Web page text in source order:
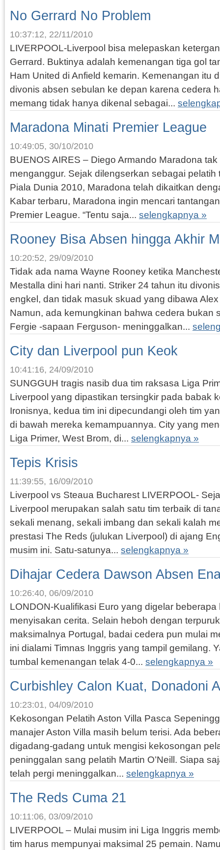
No Gerrard No Problem
10:37:12, 22/11/2010
LIVERPOOL-Liverpool bisa melepaskan
Gerrard. Buktinya adalah kemenangan tiga gol
Ham United di Anfield kemarin. Kemenangan itu
divonis absen sebulan ke depan karena cedera
memang tidak hanya dikenal sebagai...
Maradona Minati Premier League
10:49:05, 30/10/2010
BUENOS AIRES – Diego Armando Maradona
menganggur. Sejak dilengserkan sebagai pelatih
Piala Dunia 2010, Maradona telah dikaitkan
Kabar terbaru, Maradona ingin mencari
Premier League. “Tentu saja... selengkapnya »
Rooney Bisa Absen hingga Akhir
10:20:52, 29/09/2010
Tidak ada nama Wayne Rooney ketika
Mestalla dini hari nanti. Striker 24 tahun itu
engkel, dan tidak masuk skuad yang dibawa
Namun, ada kemungkinan bahwa cedera bukan
Fergie -sapaan Ferguson- meninggalkan...
City dan Liverpool pun Keok
10:41:16, 24/09/2010
SUNGGUH tragis nasib dua tim raksasa Liga
Liverpool yang dipastikan tersingkir pada babak
Ironisnya, kedua tim ini dipecundangi oleh tim
di bawah mereka kemampuannya. City yang
Liga Primer, West Brom, di... selengkapnya »
Tepis Krisis
11:39:55, 16/09/2010
Liverpool vs Steaua Bucharest LIVERPOOL-
Liverpool merupakan salah satu tim terbaik di
sekali menang, sekali imbang dan sekali kalah
prestasi The Reds (julukan Liverpool) di ajang
musim ini. Satu-satunya... selengkapnya »
Dihajar Cedera Dawson Absen
10:26:40, 06/09/2010
LONDON-Kualifikasi Euro yang digelar beberapa
menyisakan cerita. Selain heboh dengan
maksimalnya Portugal, badai cedera pun mulai
ini dialami Timnas Inggris yang tampil gemilang.
tumbal kemenangan telak 4-0... selengkapnya »
Curbishley Calon Kuat, Donadoni
10:23:01, 04/09/2010
Kekosongan Pelatih Aston Villa Pasca
manajer Aston Villa masih belum terisi. Ada
digadang-gadang untuk mengisi kekosongan
peninggalan sang pelatih Martin O’Neill. Siapa
telah pergi meninggalkan... selengkapnya »
The Reds Cuma 21
10:11:06, 03/09/2010
LIVERPOOL – Mulai musim ini Liga Inggris
tim harus mempunyai maksimal 25 pemain.